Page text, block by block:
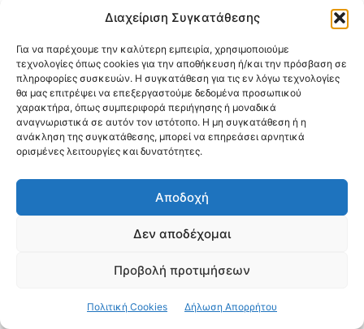
Διαχείριση Συγκατάθεσης
Για να παρέχουμε την καλύτερη εμπειρία, χρησιμοποιούμε
τεχνολογίες όπως cookies για την αποθήκευση ή/και την πρόσβαση σε
πληροφορίες συσκευών. Η συγκατάθεση για τις εν λόγω τεχνολογίες
θα μας επιτρέψει να επεξεργαστούμε δεδομένα προσωπικού
χαρακτήρα, όπως συμπεριφορά περιήγησης ή μοναδικά
αναγνωριστικά σε αυτόν τον ιστότοπο. Η μη συγκατάθεση ή η
ανάκληση της συγκατάθεσης, μπορεί να επηρεάσει αρνητικά
ορισμένες λειτουργίες και δυνατότητες.
Αποδοχή
Δεν αποδέχομαι
Προβολή προτιμήσεων
Πολιτική Cookies Δήλωση Απορρήτου
Φωτιά σε κατάστημα με ανταλλακτικά
αυτοκινήτων στο Μενίδι